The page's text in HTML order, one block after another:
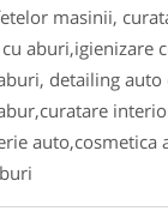
masinii,
aburi,igienizare
detailing
auto,cosmetica